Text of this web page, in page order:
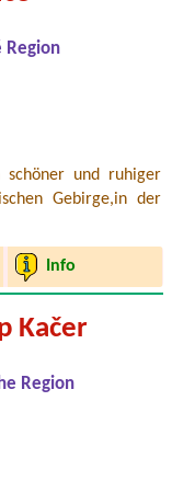
Region
schöner und ruhiger
Gebirge,in der
Info
Kačer
Region